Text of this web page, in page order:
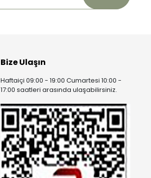
Bize Ulaşın
Haftaiçi 09:00 - 19:00 Cumartesi 10:00 -
17:00 saatleri arasında ulaşabilirsiniz.